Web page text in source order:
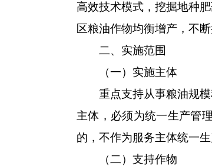
高效技术模式，挖掘地种
区粮油作物均衡增产，不
二、实施范围
（一）实施主体
重点支持从事粮油规模
主体，必须为统一生产管
的，不作为服务主体统一生
（二）支持作物